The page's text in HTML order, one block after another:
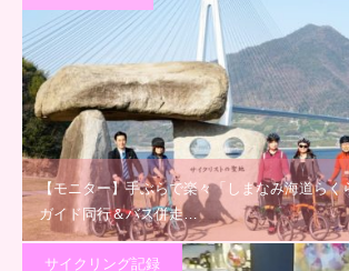
【モニター】手ぶらで楽々「しまなみ海道らく
ガイド同行＆バス併走…
サイクリング記録